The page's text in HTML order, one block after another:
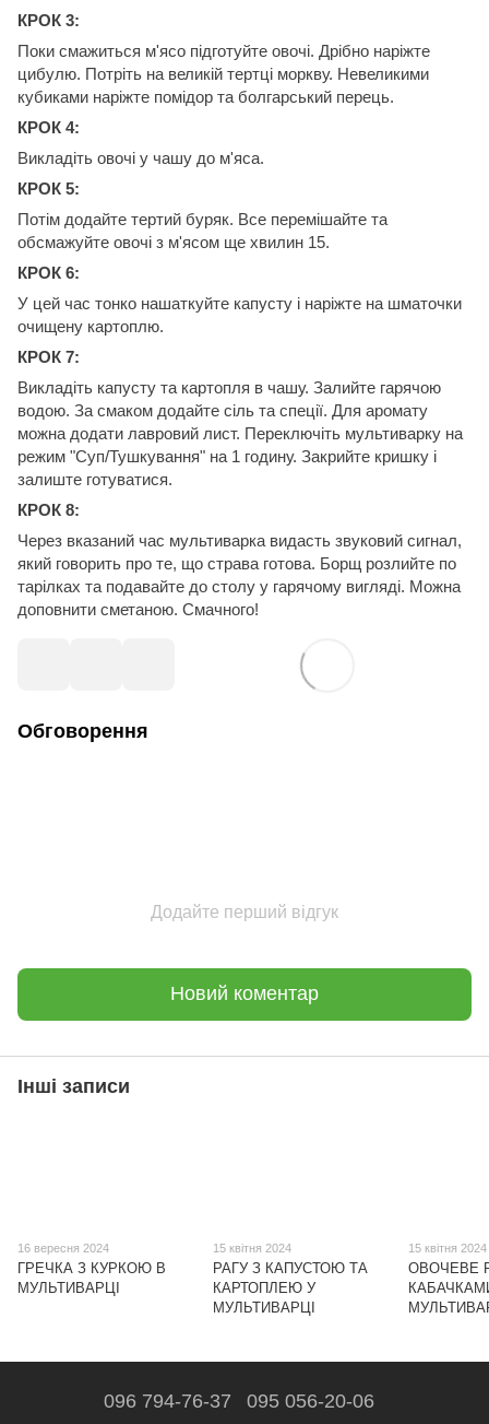
КРОК 3:
Поки смажиться м'ясо підготуйте овочі. Дрібно наріжте
цибулю. Потріть на великій тертці моркву. Невеликими
кубиками наріжте помідор та болгарський перець.
КРОК 4:
Викладіть овочі у чашу до м'яса.
КРОК 5:
Потім додайте тертий буряк. Все перемішайте та
обсмажуйте овочі з м'ясом ще хвилин 15.
КРОК 6:
У цей час тонко нашаткуйте капусту і наріжте на шматочки
очищену картоплю.
КРОК 7:
Викладіть капусту та картопля в чашу. Залийте гарячою
водою. За смаком додайте сіль та спеції. Для аромату
можна додати лавровий лист. Переключіть мультиварку на
режим "Суп/Тушкування" на 1 годину. Закрийте кришку і
залиште готуватися.
КРОК 8:
Через вказаний час мультиварка видасть звуковий сигнал,
який говорить про те, що страва готова. Борщ розлийте по
тарілках та подавайте до столу у гарячому вигляді. Можна
доповнити сметаною. Смачного!
Обговорення
Додайте перший відгук
Новий коментар
Інші записи
16 вересня 2024
ГРЕЧКА З КУРКОЮ В
МУЛЬТИВАРЦІ
15 квітня 2024
РАГУ З КАПУСТОЮ ТА
КАРТОПЛЕЮ У
МУЛЬТИВАРЦІ
15 квітня 2024
ОВОЧЕВЕ
096 794-76-37 095 056-20-06